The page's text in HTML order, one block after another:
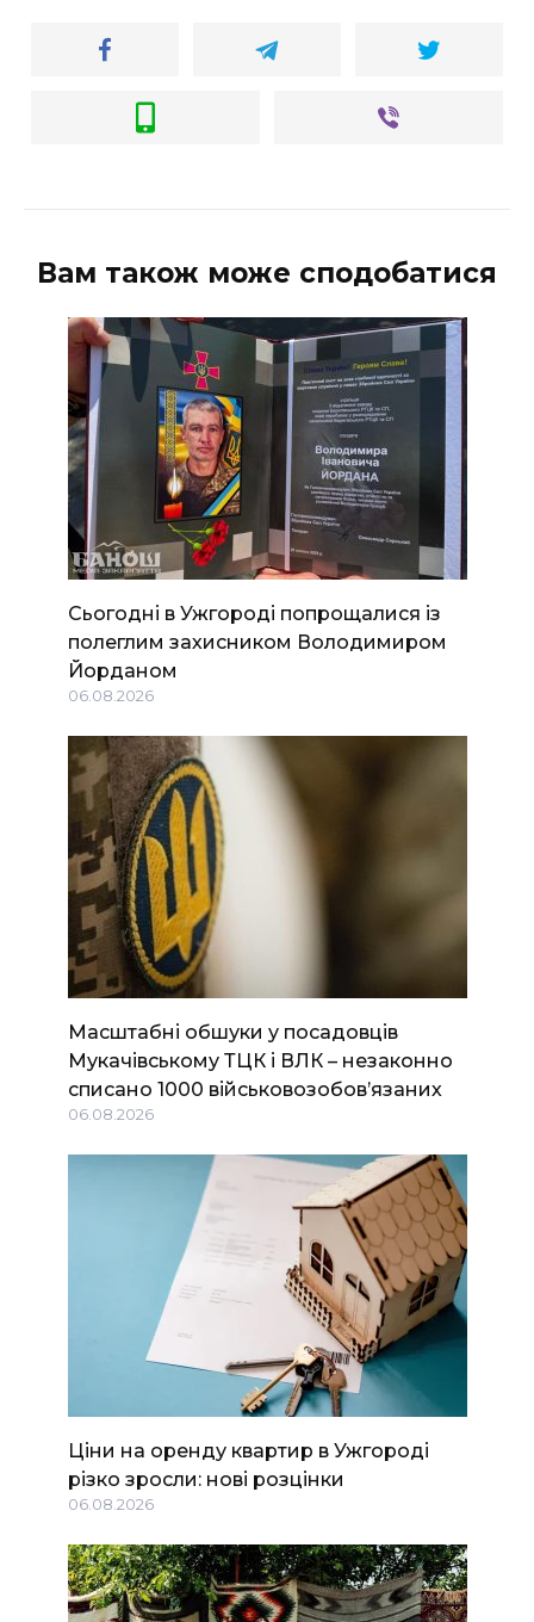
Вам також може сподобатися
Сьогодні в Ужгороді попрощалися із
полеглим захисником Володимиром
Йорданом
06.08.2026
Масштабні обшуки у посадовців
Мукачівському ТЦК і ВЛК – незаконно
списано 1000 військовозобов’язаних
06.08.2026
Ціни на оренду квартир в Ужгороді
різко зросли: нові розцінки
06.08.2026